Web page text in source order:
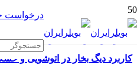
درخواست
کاربرد دیگ بخار در اتوشویی و